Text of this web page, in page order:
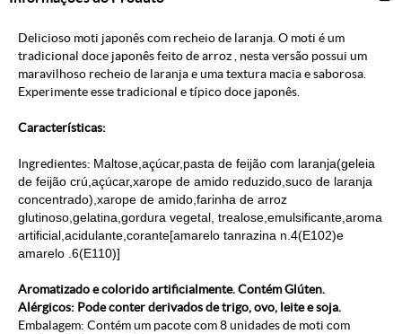
Delicioso moti japonês com recheio de laranja. O moti é um
tradicional doce japonês feito de arroz , nesta versão possui um
maravilhoso recheio de laranja e uma textura macia e saborosa.
Experimente esse tradicional e típico doce japonês.
Características:
Ingredientes: Maltose,açúcar,pasta de feijão com laranja(geleia
de feijão crú,açúcar,xarope de amido reduzido,suco de laranja
concentrado),xarope de amido,farinha de arroz
glutinoso,gelatina,gordura vegetal, trealose,emulsificante,aroma
artificial,acidulante,corante[amarelo tanrazina n.4(E102)e
amarelo .6(E110)]
Aromatizado e colorido artificialmente. Contém Glúten.
Alérgicos: Pode conter derivados de trigo, ovo, leite e soja.
Embalagem: Contém um pacote com 8 unidades de moti com